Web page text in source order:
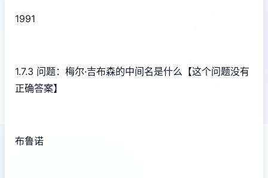
1991
1.7.3 问题：梅尔·吉布森的中间名是什么【这个问题没有
正确答案】
布鲁诺